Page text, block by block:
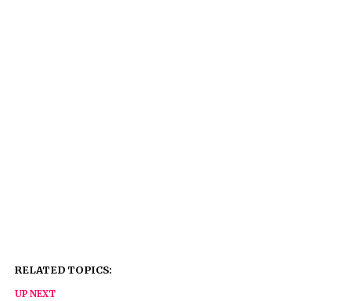
RELATED TOPICS:
UP NEXT